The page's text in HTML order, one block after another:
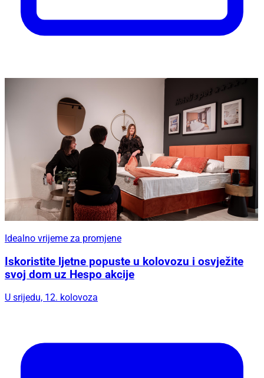
Idealno vrijeme za promjene
Iskoristite ljetne popuste u kolovozu i osvježite
svoj dom uz Hespo akcije
U srijedu, 12. kolovoza